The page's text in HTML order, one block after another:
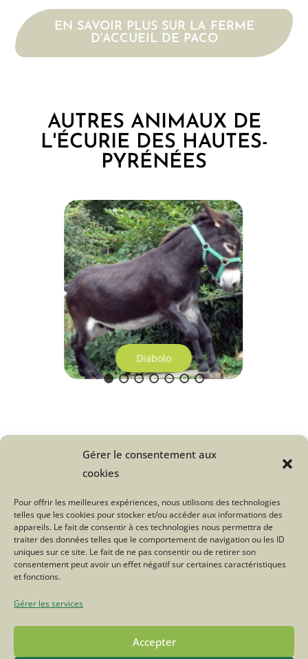
Gérer le consentement aux
cookies
Pour offrir les meilleures expériences, nous utilisons des technologies
telles que les cookies pour stocker et/ou accéder aux informations des
appareils. Le fait de consentir à ces technologies nous permettra de
traiter des données telles que le comportement de navigation ou les ID
uniques sur ce site. Le fait de ne pas consentir ou de retirer son
consentement peut avoir un effet négatif sur certaines caractéristiques
et fonctions.
Gérer les services
Accepter
EN SAVOIR PLUS SUR LA FERME
D'ACCUEIL DE PACO
AUTRES ANIMAUX DE
L'ÉCURIE DES HAUTES-
PYRÉNÉES
Diabolo
Une question sur le Troupeau du
Cliquez ici
Tweetez Partagez